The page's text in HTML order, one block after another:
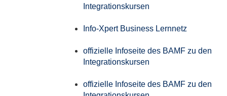
Integrationskursen
Info-Xpert Business Lernnetz
offizielle Infoseite des BAMF zu den
Integrationskursen
offizielle Infoseite des BAMF zu den